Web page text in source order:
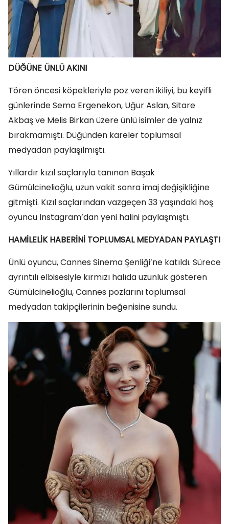
DÜĞÜNE ÜNLÜ AKINI
Tören öncesi köpekleriyle poz veren ikiliyi, bu keyifli
günlerinde Sema Ergenekon, Uğur Aslan, Sitare
Akbaş ve Melis Birkan üzere ünlü isimler de yalnız
bırakmamıştı. Düğünden kareler toplumsal
medyadan paylaşılmıştı.
Yıllardır kızıl saçlarıyla tanınan Başak
Gümülcinelioğlu, uzun vakit sonra imaj değişikliğine
gitmişti. Kızıl saçlarından vazgeçen 33 yaşındaki hoş
oyuncu Instagram’dan yeni halini paylaşmıştı.
HAMİLELİK HABERİNİ TOPLUMSAL MEDYADAN PAYLAŞTI
Ünlü oyuncu, Cannes Sinema Şenliği’ne katıldı. Sürece
ayrıntılı elbisesiyle kırmızı halıda uzunluk gösteren
Gümülcinelioğlu, Cannes pozlarını toplumsal
medyadan takipçilerinin beğenisine sundu.